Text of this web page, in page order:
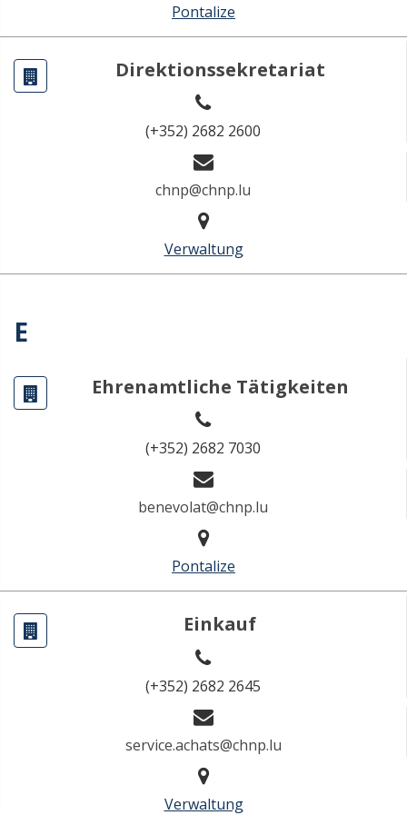
Pontalize
Direktionssekretariat
(+352) 2682 2600
chnp@chnp.lu
Verwaltung
E
Ehrenamtliche Tätigkeiten
(+352) 2682 7030
benevolat@chnp.lu
Pontalize
Einkauf
(+352) 2682 2645
service.achats@chnp.lu
Verwaltung